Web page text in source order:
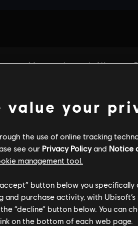
GENERAL
value your
the use of online tracking
see our Privacy Policyand Notice
management tool.
button below you
purchase activity, with
“decline” button below. You can
on the bottom of each web page.